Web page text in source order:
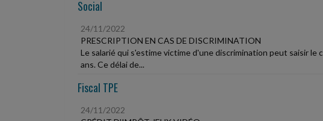
Social
24/11/2022
PRESCRIPTION EN CAS DE DISCRIMINATION
Le salarié qui s'estime victime d'une discrimination peut saisir
ans. Ce délai de...
Fiscal TPE
24/11/2022